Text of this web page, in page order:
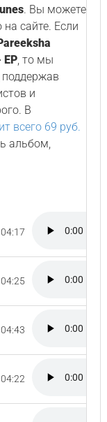
. Вы можете
сайте. Если
, то мы
поддержав
и
В
всего 69 руб.
альбом,
04:17
04:25
04:43
04:22